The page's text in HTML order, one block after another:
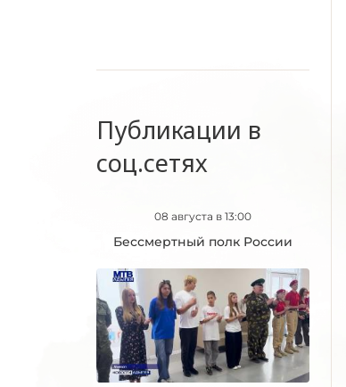
Публикации в
соц.сетях
08 августа в 13:00
Бессмертный полк России